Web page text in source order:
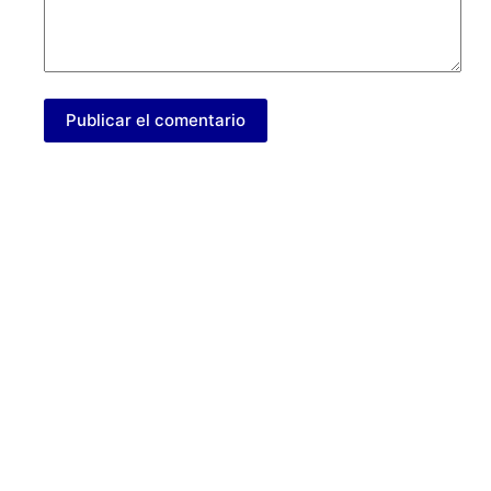
Publicar el comentario